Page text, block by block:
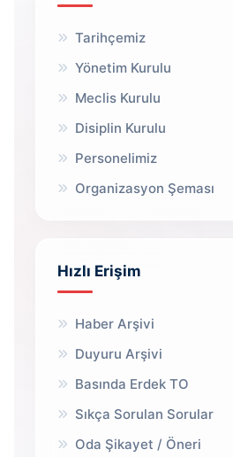
Tarihçemiz
Yönetim Kurulu
Meclis Kurulu
Disiplin Kurulu
Personelimiz
Organizasyon Şeması
Hızlı Erişim
Haber Arşivi
Duyuru Arşivi
Basında Erdek TO
Sıkça Sorulan Sorular
Oda Şikayet / Öneri